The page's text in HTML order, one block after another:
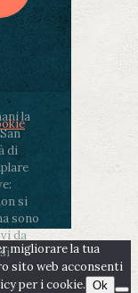
la
di
si
sono
da
migliorare la tua
sito web acconsenti
per i cookie. Ok